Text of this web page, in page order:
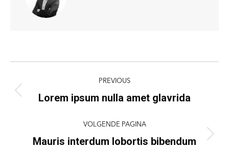
navigation
PREVIOUS
Previous
Lorem ipsum nulla amet glavrida
VOLGENDE PAGINA
Volgende
Mauris interdum lobortis bibendum